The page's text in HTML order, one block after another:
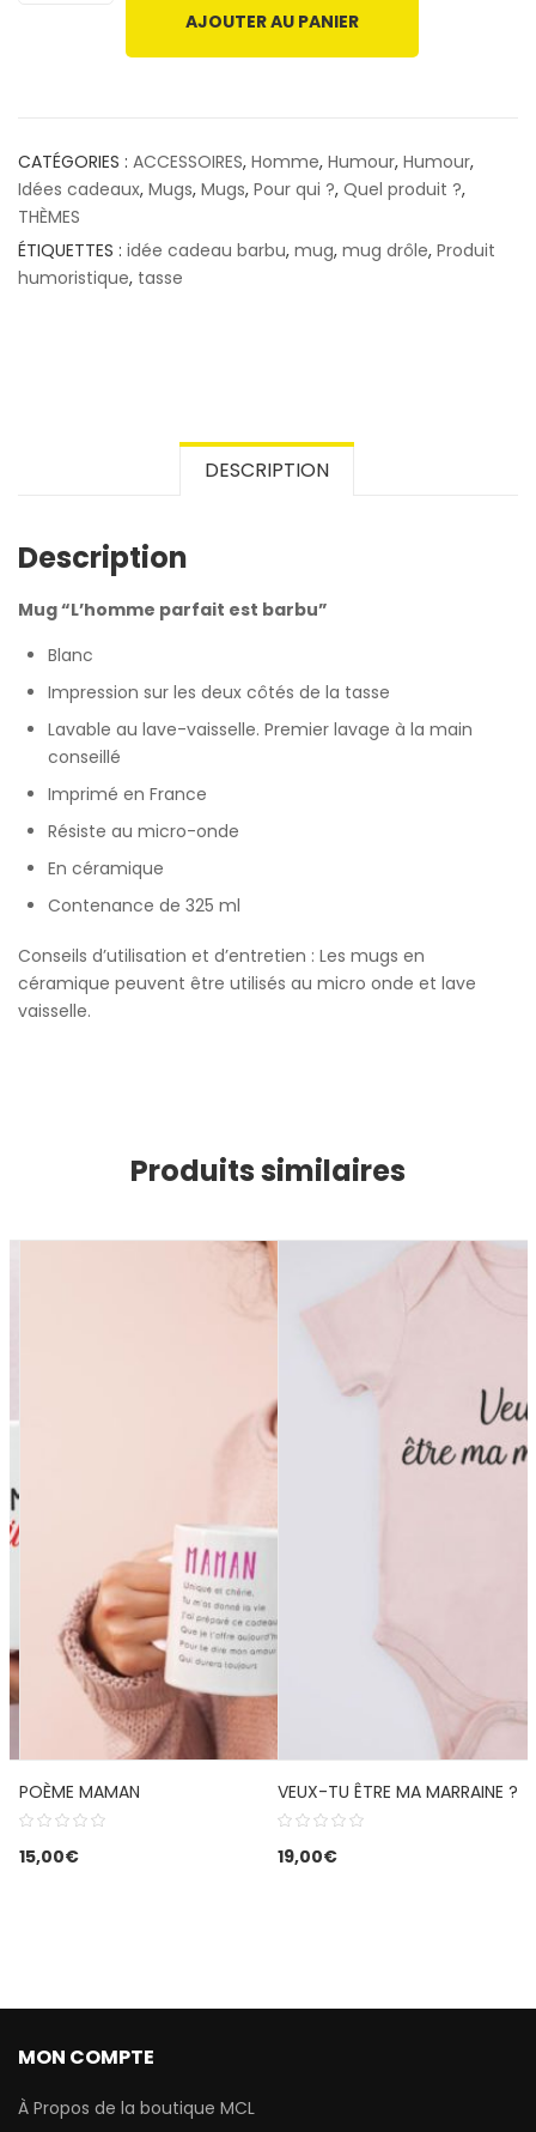
AJOUTER AU PANIER
CATÉGORIES : ACCESSOIRES, Homme, Humour, Humour,
Idées cadeaux, Mugs, Mugs, Pour qui ?, Quel produit ?,
THÈMES
ÉTIQUETTES : idée cadeau barbu, mug, mug drôle, Produit
humoristique, tasse
DESCRIPTION
Description
Mug “L’homme parfait est barbu”
Blanc
Impression sur les deux côtés de la tasse
Lavable au lave-vaisselle. Premier lavage à la main
conseillé
Imprimé en France
Résiste au micro-onde
En céramique
Contenance de 325 ml
Conseils d’utilisation et d’entretien : Les mugs en
céramique peuvent être utilisés au micro onde et lave
vaisselle.
Produits similaires
POÈME MAMAN
15,00€
VEUX-TU ÊTRE MA MARRAINE ?
19,00€
MON COMPTE
À Propos de la boutique MCL